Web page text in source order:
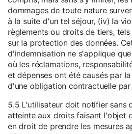
dommages de toute nature
à la suite d'un tel séjour, (iv) la
règlements ou droits de tiers,
sur la protection des données.
d'indemnisation ne s'applique
où les réclamations,
et dépenses ont été causés par
d'une obligation contractuelle
5.5 L'utilisateur doit notifier sans
atteinte aux droits faisant l'objet
en droit de prendre les mesures